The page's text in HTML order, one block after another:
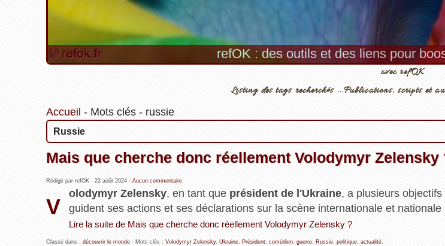
refOK : des outils et des liens pour
avec refOK
Listing des tags recherchés ...Publications, scripts et
Accueil - Mots clés- russie
Russie
Mais que cherche donc réellement Volodymyr Zelensky
Rédigé par refOK - 22 août 2024- Aucun commentaire
V
olodymyr Zelensky, en tant que président de l'Ukraine, a plusieurs objectifs
guident ses actions et ses déclarations sur la scène internationale et nationale
Lire la suite de Mais que cherche donc réellement Volodymyr Zelensky ?
Classé dans : découvrir le monde- Mots clés : Volodymyr Zelensky, Ukraine, Président, comédien, guerre, Russie, politique, actualité,